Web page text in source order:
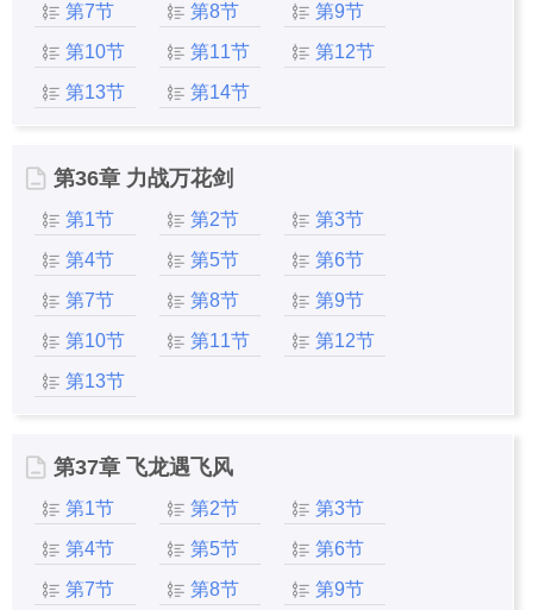
第7节
第8节
第9节
第10节
第11节
第12节
第13节
第14节
第36章 力战万花剑
第1节 第2节
第3节
第4节
第5节
第6节
第7节
第8节
第9节
第10节
第11节
第12节
第13节
第37章 飞龙遇飞风
第1节 第2节
第3节
第4节
第5节
第6节
第7节
第8节
第9节